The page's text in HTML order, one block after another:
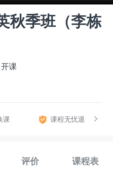
秋季班（李栋
开课
课 课程无忧退
评价 课程表